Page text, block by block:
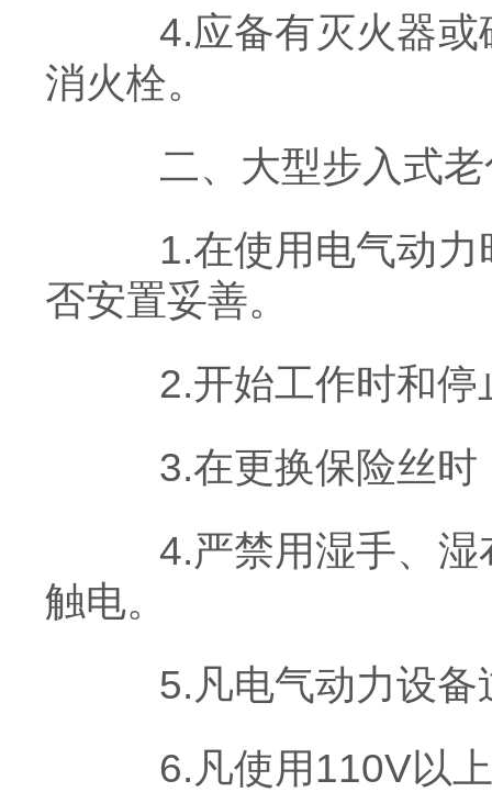
4.应备有灭火器或
消火栓。
二、大型步入式老
1.在使用电气动力
否安置妥善。
2.开始工作时和停
3.在更换保险丝时
4.严禁用湿手、湿
触电。
5.凡电气动力设备
6.凡使用110V以上